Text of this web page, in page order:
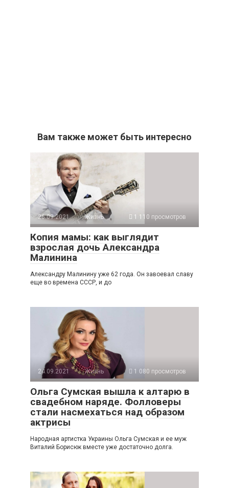
Вам также может быть интересно
26.09.2021 Жизнь 1 110 просмотров
Копия мамы: как выглядит
взрослая дочь Александра
Малинина
Александру Малинину уже 62 года. Он завоевал славу
еще во времена СССР, и до
24.09.2021 Жизнь 1 080 просмотров
Ольга Сумская вышла к алтарю в
свадебном наряде. Фолловеры
стали насмехаться над образом
актрисы
Народная артистка Украины Ольга Сумская и ее муж
Виталий Борисюк вместе уже достаточно долга.